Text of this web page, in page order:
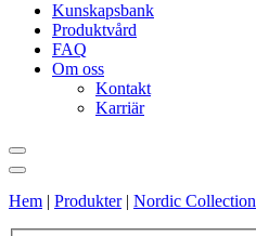
Kunskapsbank
Produktvård
FAQ
Om oss
Kontakt
Karriär
Hem | Produkter| Nordic Collection